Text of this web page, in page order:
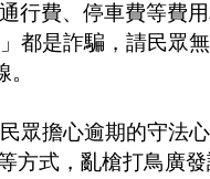
行費、停車費等費
都是詐騙，請民眾
眾擔心逾期的守法
方式，亂槍打鳥廣